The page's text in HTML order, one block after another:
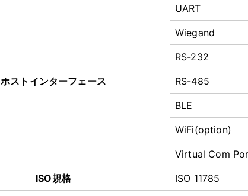
ホストインターフェース
UART
Wiegand
RS-232
RS-485
BLE
WiFi(option)
Virtual Com
ISO規格 ISO 11785